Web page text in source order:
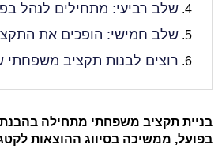
שלב רביעי: מתחילים לנהל
שלב חמישי: הופכים את
רוצים לבנות תקציב
בניית תקציב משפחתי מתחילה
בפועל, ממשיכה בסיווג ההוצאות